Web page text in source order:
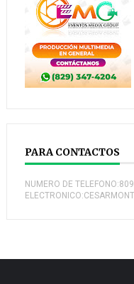
PARA CONTACTOS
NUMERO DE